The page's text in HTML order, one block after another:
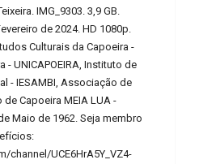
IMG_9303. 3,9 GB.
de 2024. HD 1080p.
Culturais da Capoeira -
- UNICAPOEIRA, Instituto de
- IESAMBI, Associação de
de Capoeira MEIA LUA -
Maio de 1962. Seja membro
channel/UCE6HrA5Y_VZ4-